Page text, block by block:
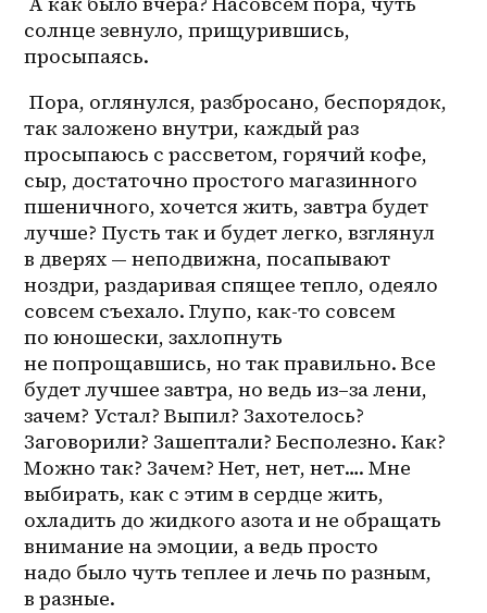
солнце зевнуло, прищурившись,
просыпаясь.
так заложено внутри, каждый раз
просыпаюсь с рассветом, горячий кофе,
сыр, достаточно простого магазинного
пшеничного, хочется жить, завтра будет
лучше? Пусть так и будет легко, взглянул
в дверях — неподвижна, посапывают
ноздри, раздаривая спящее тепло, одеяло
совсем съехало. Глупо, как-то совсем
по юношески, захлопнуть
не попрощавшись, но так правильно. Все
будет лучшее завтра, но ведь из–за лени,
зачем? Устал? Выпил? Захотелось?
Заговорили? Зашептали? Бесполезно. Как?
Можно так? Зачем? Нет, нет, нет…. Мне
выбирать, как с этим в сердце жить,
охладить до жидкого азота и не обращать
внимание на эмоции, а ведь просто
надо было чуть теплее и лечь по разным,
в разные.